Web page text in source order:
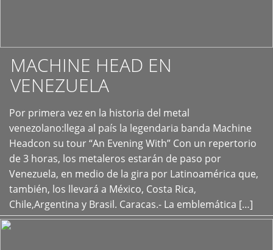
MACHINE HEAD EN
VENEZUELA
Por primera vez en la historia del metal
venezolano:llega al país la legendaria banda Machine
Headcon su tour “An Evening With” Con un repertorio
de 3 horas, los metaleros estarán de paso por
Venezuela, en medio de la gira por Latinoamérica que,
también, los llevará a México, Costa Rica,
Chile,Argentina y Brasil. Caracas.- La emblemática […]
+